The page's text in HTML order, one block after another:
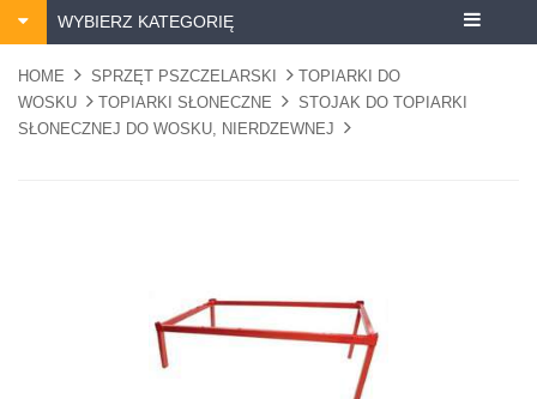
Centrum
WYBIERZ KATEGORIĘ
HOME SPRZĘT PSZCZELARSKI
TOPIARKI DO
WOSKU
TOPIARKI SŁONECZNE
STOJAK DO TOPIARKI
SŁONECZNEJ DO WOSKU, NIERDZEWNEJ